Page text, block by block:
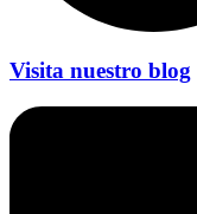
Visita nuestro blog